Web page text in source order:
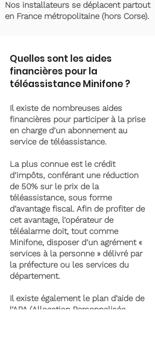
Nos installateurs se déplacent partout
en France métropolitaine (hors Corse).
Quelles sont les aides
financières pour la
téléassistance Minifone ?
Il existe de nombreuses aides
financières pour participer à la prise
en charge d’un abonnement au
service de téléassistance.
La plus connue est le crédit
d’impôts, conférant une réduction
de 50% sur le prix de la
téléassistance, sous forme
d’avantage fiscal. Afin de profiter de
cet avantage, l’opérateur de
téléalarme doit, tout comme
Minifone, disposer d’un agrément «
services à la personne » délivré par
la préfecture ou les services du
département.
Il existe également le plan d’aide de
l’APA (Allocation Personnalisée